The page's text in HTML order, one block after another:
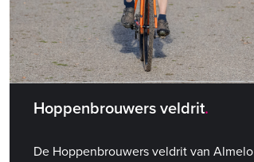
Hoppenbrouwers veldrit
De Hoppenbrouwers veldrit van Almelo